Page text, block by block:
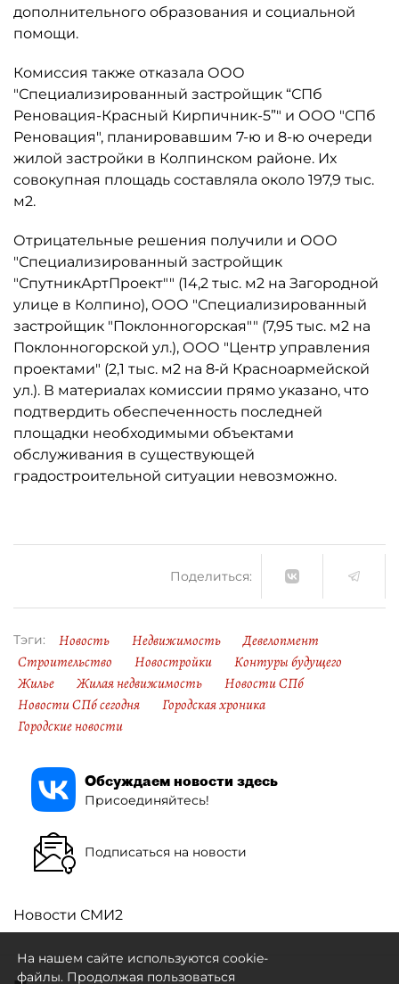
дополнительного образования и социальной
помощи.
Комиссия также отказала ООО
"Специализированный застройщик “СПб
Реновация-Красный Кирпичник-5”" и ООО "СПб
Реновация", планировавшим 7-ю и 8-ю очереди
жилой застройки в Колпинском районе. Их
совокупная площадь составляла около 197,9 тыс.
м2.
Отрицательные решения получили и ООО
"Специализированный застройщик
"СпутникАртПроект"" (14,2 тыс. м2 на Загородной
улице в Колпино), ООО "Специализированный
застройщик "Поклонногорская"" (7,95 тыс. м2 на
Поклонногорской ул.), ООО "Центр управления
проектами" (2,1 тыс. м2 на 8‑й Красноармейской
ул.). В материалах комиссии прямо указано, что
подтвердить обеспеченность последней
площадки необходимыми объектами
обслуживания в существующей
градостроительной ситуации невозможно.
Поделиться:
Тэги: Новость Недвижимость
Девелопмент
Строительство
Новостройки
Контуры будущего
Жилье
Жилая недвижимость
Новости СПб
Новости СПб сегодня
Городская хроника
Городские новости
Обсуждаем новости здесь
Присоединяйтесь!
Подписаться на новости
Новости СМИ2
На нашем сайте используются cookie-
файлы. Продолжая пользоваться